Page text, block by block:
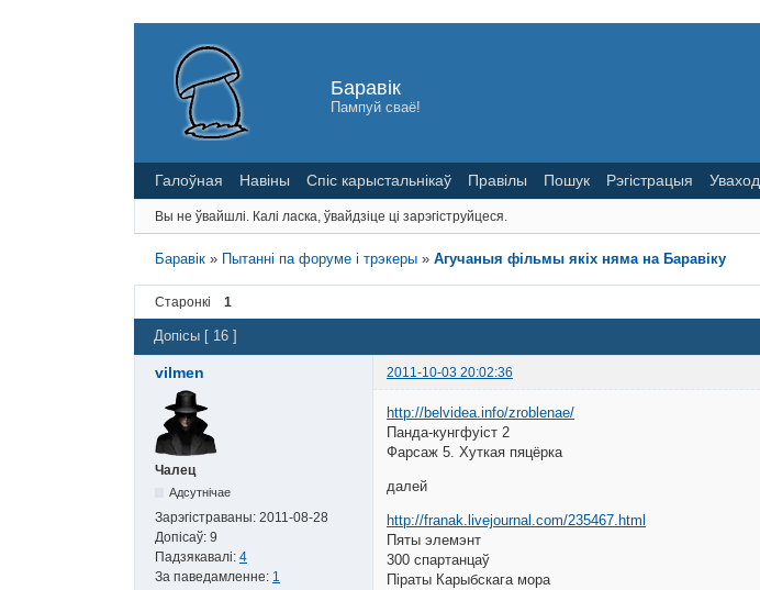
Баравік
Пампуй сваё!
Галоўная Навіны Спіс карыстальнікаў Правілы Пошук Рэгістрацыя Уваход
Вы не ўвайшлі. Калі ласка, ўвайдзіце ці зарэгіструйцеся.
Баравік » Пытанні па форуме і трэкеры »Агучаныя фільмы якіх няма на Баравіку
Старонкі 1
Допісы [ 16 ]
vilmen 2011-10-03 20:02:36
Чалец
Адсутнічае
Зарэгістраваны: 2011-08-28
Допісаў: 9
Падзякавалі: 4
За паведамленне: 1
http://belvidea.info/zroblenae/
Панда-кунгфуіст 2
Фарсаж 5. Хуткая пяцёрка
далей
http://franak.livejournal.com/235467.html
Пяты элемэнт
300 спартанцаў
Піраты Карыбскага мора